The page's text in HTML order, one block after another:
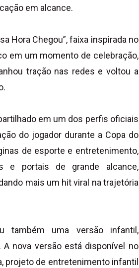
em alcance.
Hora Chegou”, faixa inspirada no
em um momento de celebração,
tração nas redes e voltou a
em um dos perfis oficiais
do jogador durante a Copa do
de esporte e entretenimento,
e portais de grande alcance,
mais um hit viral na trajetória
também uma versão infantil,
nova versão está disponível no
projeto de entretenimento infantil